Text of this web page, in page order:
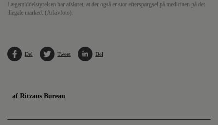
Lægemiddelstyrelsen har afsløret, at der også er stor efterspørgsel på medicinen på det
illegale marked. (Arkivfoto).
Del Tweet Del
af Ritzaus Bureau